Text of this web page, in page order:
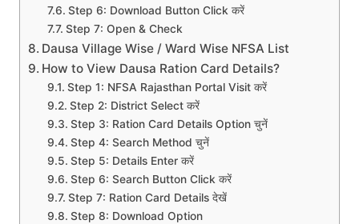
Step 6: Download Button Click करें
Step 7: Open & Check
Dausa Village Wise / Ward Wise NFSA List
How to View Dausa Ration Card Details?
Step 1: NFSA Rajasthan Portal Visit करें
Step 2: District Select करें
Step 3: Ration Card Details Option चुनें
Step 4: Search Method चुनें
Step 5: Details Enter करें
Step 6: Search Button Click करें
Step 7: Ration Card Details देखें
Step 8: Download Option